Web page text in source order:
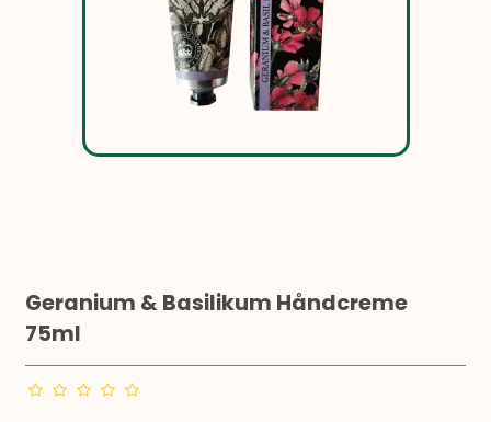
Geranium & Basilikum Håndcreme
75ml